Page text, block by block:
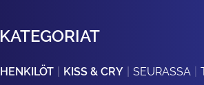
KATEGORIAT
HENKILÖT KISS & CRY SEURASSA